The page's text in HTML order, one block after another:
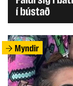
í bústað
Myndir